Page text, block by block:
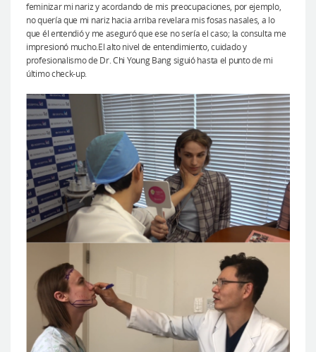
feminizar mi nariz y acordando de mis preocupaciones, por ejemplo,
no quería que mi nariz hacia arriba revelara mis fosas nasales, a lo
que él entendió y me aseguró que ese no sería el caso; la consulta me
impresionó mucho.El alto nivel de entendimiento, cuidado y
profesionalismo de Dr. Chi Young Bang siguió hasta el punto de mi
último check-up.